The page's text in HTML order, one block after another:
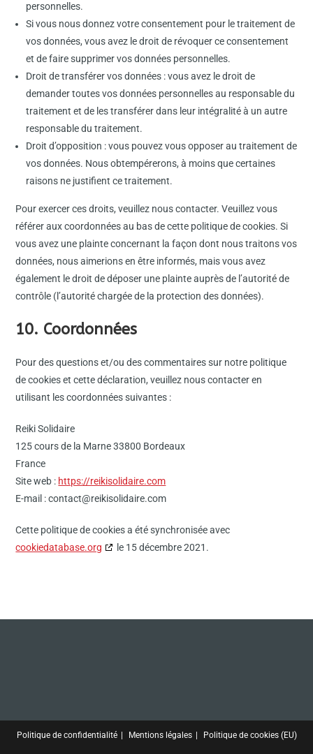
personnelles.
Si vous nous donnez votre consentement pour le traitement de
vos données, vous avez le droit de révoquer ce consentement
et de faire supprimer vos données personnelles.
Droit de transférer vos données : vous avez le droit de
demander toutes vos données personnelles au responsable du
traitement et de les transférer dans leur intégralité à un autre
responsable du traitement.
Droit d’opposition : vous pouvez vous opposer au traitement de
vos données. Nous obtempérerons, à moins que certaines
raisons ne justifient ce traitement.
Pour exercer ces droits, veuillez nous contacter. Veuillez vous
référer aux coordonnées au bas de cette politique de cookies. Si
vous avez une plainte concernant la façon dont nous traitons vos
données, nous aimerions en être informés, mais vous avez
également le droit de déposer une plainte auprès de l’autorité de
contrôle (l’autorité chargée de la protection des données).
10. Coordonnées
Pour des questions et/ou des commentaires sur notre politique
de cookies et cette déclaration, veuillez nous contacter en
utilisant les coordonnées suivantes :
Reiki Solidaire
125 cours de la Marne 33800 Bordeaux
France
Site web : https://reikisolidaire.com
E-mail :contact@reikisolidaire.com
Cette politique de cookies a été synchronisée avec
cookiedatabase.org
le 15 décembre 2021.
Politique de confidentialité Mentions légales Politique de cookies (EU)